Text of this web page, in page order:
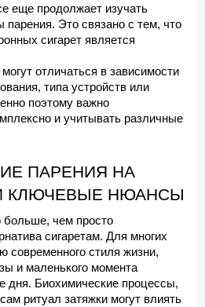
еще продолжает изучать
Это связано с тем, что
сигарет является
отличаться в зависимости
типа устройств или
поэтому важно
и учитывать различные
ПАРЕНИЯ НА
КЛЮЧЕВЫЕ НЮАНСЫ
больше, чем просто
сигаретам. Для многих
современного стиля жизни,
и маленького момента
дня. Биохимические процессы,
ритуал затяжки могут влиять